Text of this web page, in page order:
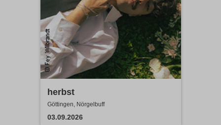
herbst
Göttingen, Nörgelbuff
03.09.2026